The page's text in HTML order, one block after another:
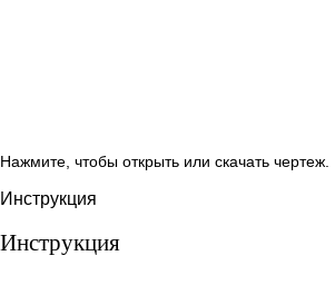
Нажмите, чтобы открыть или скачать чертеж.
Инструкция
Инструкция